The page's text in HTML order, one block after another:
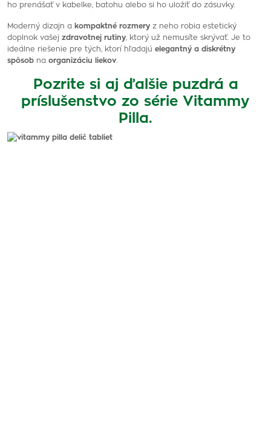
ho prenášať v kabelke, batohu alebo si ho uložiť do zásuvky.
Moderný dizajn a kompaktné rozmery z neho robia estetický
doplnok vašej zdravotnej rutiny , ktorý už nemusíte skrývať. Je to
ideálne riešenie pre tých, ktorí hľadajú elegantný a diskrétny
spôsob na organizáciu liekov
Pozrite si aj ďalšie puzdrá a
príslušenstvo zo série Vitammy
Pilla.